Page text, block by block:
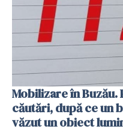
Mobilizare în
căutări, după ce un
văzut un obiect